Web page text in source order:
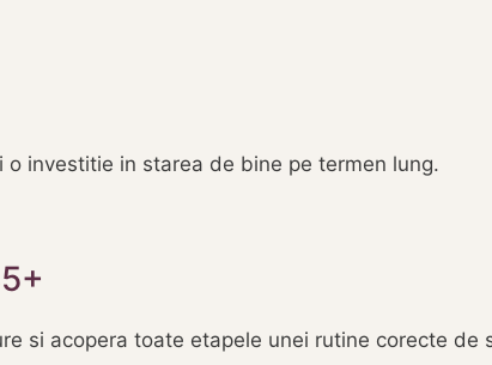
investitie in starea de bine pe termen lung.
si acopera toate etapele unei rutine corecte de